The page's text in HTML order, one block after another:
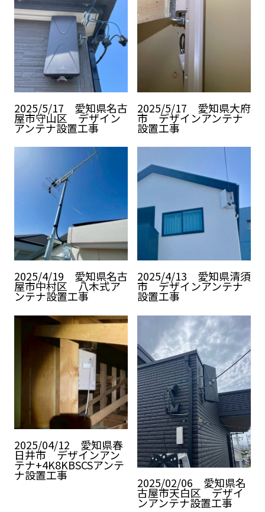
2025/5/17 愛知県名古
屋市守山区 デザイン
アンテナ設置工事
2025/5/17 愛知県大府
市 デザインアンテナ
設置工事
2025/4/19 愛知県名古
屋市中村区 八木式ア
ンテナ設置工事
2025/4/13 愛知県清須
市 デザインアンテナ
設置工事
2025/04/12 愛知県春
日井市 デザインアン
テナ+4K8KBSCSアンテ
ナ設置工事
2025/02/06 愛知県名
古屋市天白区 デザイ
ンアンテナ設置工事